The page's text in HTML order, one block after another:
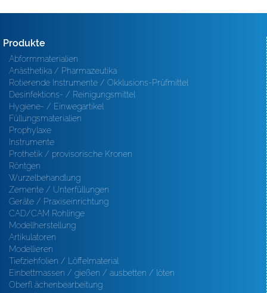
Produkte
Abformmaterialien
Anästhetika / Pharmazeutika
Rotierende Instrumente / Okklusions-Prüfmittel
Desinfektions- / Reinigungsmittel
Hygiene- / Einwegartikel
Füllungsmaterialien
Prophylaxe
Instrumente
Prothetik / provisorische Kronen
Röntgen
Wurzelbehandlung
Zemente / Unterfüllungen
Geräte / Praxiseinrichtung
CAD/CAM Rohlinge
Modellherstellung
Artikulatoren
Modellieren
Tiefziehfolien / Löffelmaterial
Einbettmassen / gießen / ausbetten / löten
Oberfl ächenbearbeitung